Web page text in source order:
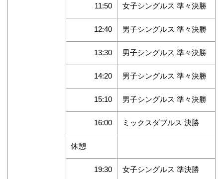
11:50 女子シングルス 準々決勝
12:40 男子シングルス 準々決勝
13:30 男子シングルス 準々決勝
14:20 男子シングルス 準々決勝
15:10 男子シングルス 準々決勝
16:00 ミックスダブルス 決勝
休憩
19:30 女子シングルス 準決勝